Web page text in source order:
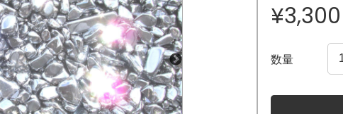
¥3,300
数量